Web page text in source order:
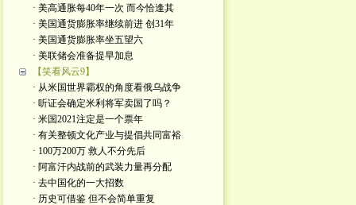
· 美高通胀每40年一次 而今恰逢其
· 美国通货膨胀率继续前进 创31年
· 美国通货膨胀率坐五望六
· 美联储会准备提早加息
【笑看风云9】
· 从米国世界霸权的角度看俄乌战争
· 听证会确定米利将军卖国了吗？
· 米国2021注定是一个票年
· 有关整顿文化产业与提倡共同富裕
· 100万200万 救人不分先后
· 阿富汗内战前的武装力量再分配
· 去中国化的一大招数
· 历史可借鉴 但不会简单重复